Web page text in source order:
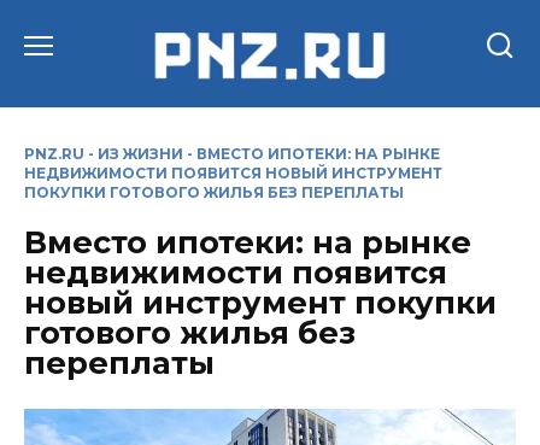
PNZ.RU - ИЗ ЖИЗНИ - ВМЕСТО ИПОТЕКИ: НА РЫНКЕ
НЕДВИЖИМОСТИ ПОЯВИТСЯ НОВЫЙ ИНСТРУМЕНТ
ПОКУПКИ ГОТОВОГО ЖИЛЬЯ БЕЗ ПЕРЕПЛАТЫ
Вместо ипотеки: на рынке
недвижимости появится
новый инструмент покупки
готового жилья без
переплаты